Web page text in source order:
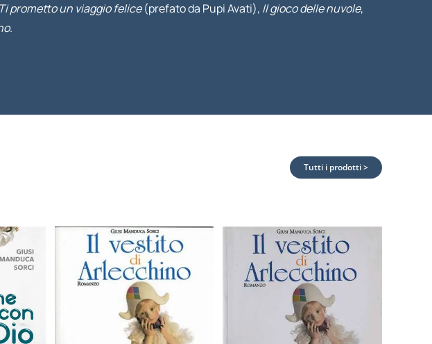
Ti prometto un viaggio felice(prefato da Pupi Avati), Il gioco delle nuvole,
.
Tutti i prodotti >